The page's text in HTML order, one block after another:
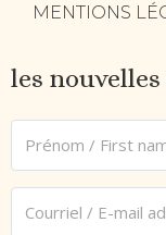
MENTIONS
les